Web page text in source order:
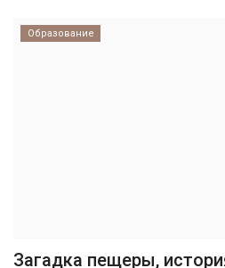
Образование
Загадка пещеры,